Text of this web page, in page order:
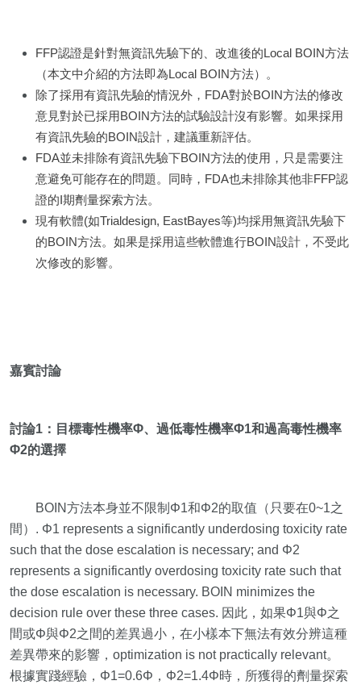
FFP認證是針對無資訊先驗下的、改進後的Local BOIN方法
（本文中介紹的方法即為Local BOIN方法）。
除了採用有資訊先驗的情況外，FDA對於BOIN方法的修改
意見對於已採用BOIN方法的試驗設計沒有影響。如果採用
有資訊先驗的BOIN設計，建議重新評估。
FDA並未排除有資訊先驗下BOIN方法的使用，只是需要注
意避免可能存在的問題。同時，FDA也未排除其他非FFP認
證的I期劑量探索方法。
現有軟體(如Trialdesign, EastBayes等)均採用無資訊先驗下
的BOIN方法。如果是採用這些軟體進行BOIN設計，不受此
次修改的影響。
嘉賓討論
討論1：目標毒性機率Φ、過低毒性機率Φ1和過高毒性機率
Φ2的選擇
BOIN方法本身並不限制Φ1和Φ2的取值（只要在0~1之
間）. Φ1 represents a significantly underdosing toxicity rate
such that the dose escalation is necessary; and Φ2
represents a significantly overdosing toxicity rate such that
the dose escalation is necessary. BOIN minimizes the
decision rule over these three cases. 因此，如果Φ1與Φ之
間或Φ與Φ2之間的差異過小，在小樣本下無法有效分辨這種
差異帶來的影響，optimization is not practically relevant。
根據實踐經驗，Φ1=0.6Φ，Φ2=1.4Φ時，所獲得的劑量探索